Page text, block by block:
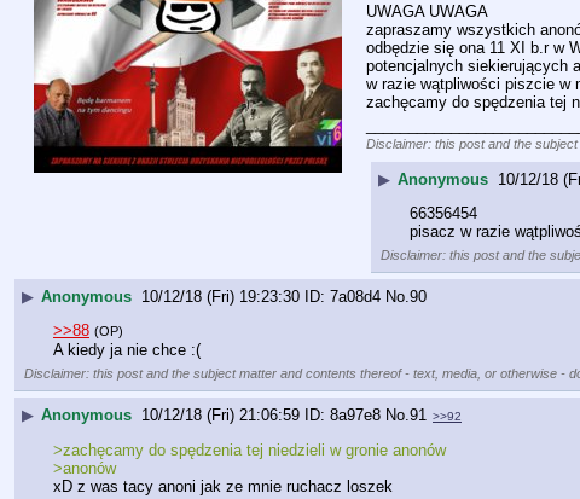
UWAGA UWAGA
zapraszamy wszystkich
odbędzie się ona 11 XI b.r w
potencjalnych siekierujących
w razie wątpliwości piszcie w
zachęcamy do spędzenia tej
Disclaimer: this post and the
▶ Anonymous 10/12/18
66356454
pisacz w razie
Disclaimer: this post and the
▶ Anonymous 10/12/18 (Fri) 19:23:30 7a08d4 No. 90
>>88 (OP)
A kiedy ja nie chce :(
Disclaimer: this post and the subject matter and contents thereof - text, media, or otherwise -
▶ Anonymous 10/12/18 (Fri) 21:06:59 8a97e8 No. 91 >>92
>zachęcamy do spędzenia tej niedzieli w gronie anonów
>anonów
xD z was tacy anoni jak ze mnie ruchacz loszek